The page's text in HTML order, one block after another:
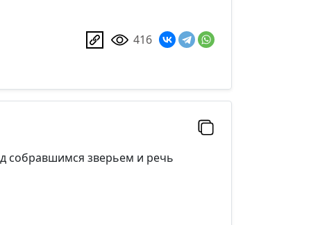
416
собравшимся зверьем и речь